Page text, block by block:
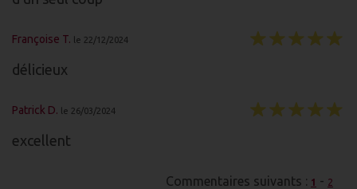
Françoise T. le 22/12/2024
délicieux
Patrick D. le 26/03/2024
excellent
Commentaires suivants : 1 - 2